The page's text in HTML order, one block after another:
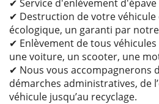
✔ Service d'enlèvement
✔ Destruction de votre
écologique, un garanti par
✔ Enlèvement de tous
une voiture, un scooter, une
✔ Nous vous accompagnerons
démarches administratives, de
véhicule jusqu’au recyclage.